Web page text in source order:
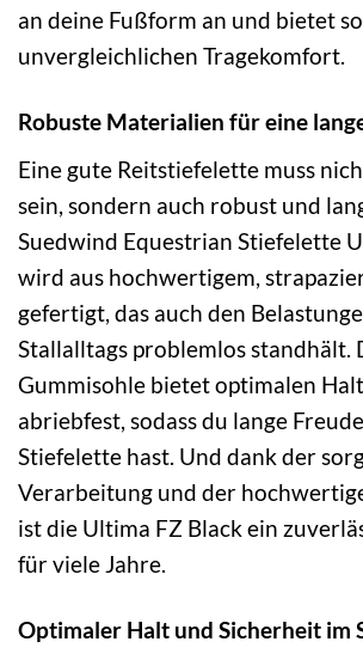
an deine Fußform an und bietet
unvergleichlichen Tragekomfort.
Robuste Materialien für eine
Eine gute Reitstiefelette muss
sein, sondern auch robust und
Suedwind Equestrian Stiefelette
wird aus hochwertigem,
gefertigt, das auch den
Stallalltags problemlos standhält.
Gummisohle bietet optimalen
abriebfest, sodass du lange
Stiefelette hast. Und dank der
Verarbeitung und der
ist die Ultima FZ Black ein
für viele Jahre.
Optimaler Halt und Sicherheit im